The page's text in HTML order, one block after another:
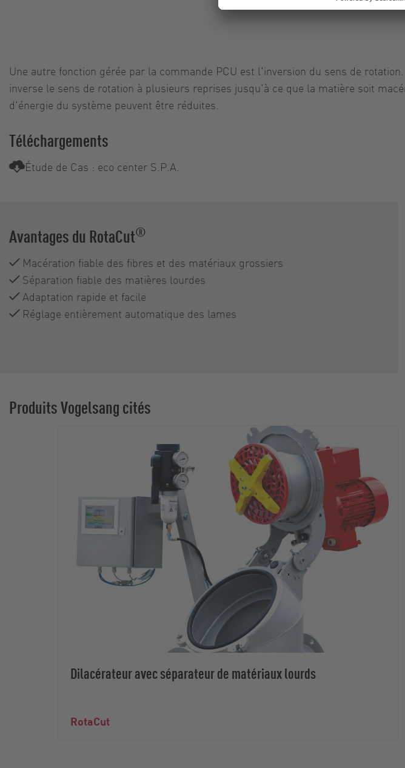
Une autre fonction gérée par la commande PCU est l'inversion du sens de
inverse le sens de rotation à plusieurs reprises jusqu'à ce que la matière soit
d'énergie du système peuvent être réduites.
Téléchargements
Étude de Cas : eco center S.P.A.
Avantages du RotaCut®
Macération fiable des fibres et des matériaux grossiers
Séparation fiable des matières lourdes
Adaptation rapide et facile
Réglage entièrement automatique des lames
Produits Vogelsang cités
Dilacérateur avec séparateur de matériaux lourds
RotaCut